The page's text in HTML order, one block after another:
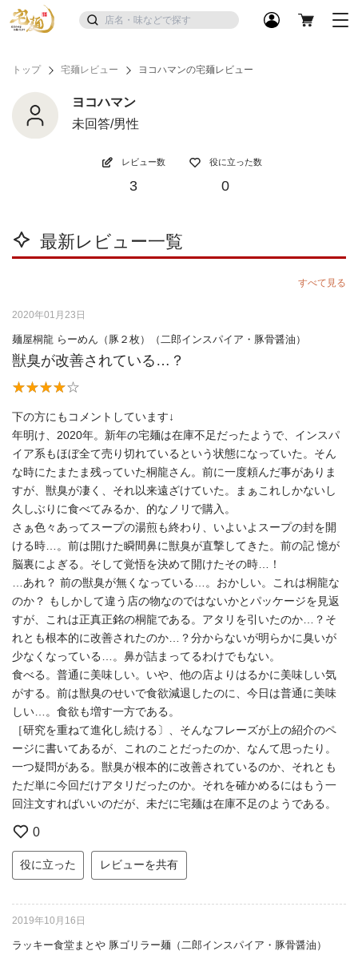
トップ 宅麺レビュー ヨコハマンの宅麺レビュー
ヨコハマン
未回答/男性
レビュー数
3
役に立った数
0
最新レビュー一覧
すべて見る
2020年01月23日
麺屋桐龍 らーめん（豚２枚）（二郎インスパイア・豚骨醤油）
獣臭が改善されている…？
下の方にもコメントしています↓
年明け、2020年。新年の宅麺は在庫不足だったようで、インスパ
イア系もほぼ全て売り切れているという状態になっていた。そん
な時にたまたま残っていた桐龍さん。前に一度頼んだ事がありま
すが、獣臭が凄く、それ以来遠ざけていた。まぁこれしかないし
久しぶりに食べてみるか、的なノリで購入。
さぁ色々あってスープの湯煎も終わり、いよいよスープの封を開
ける時…。前は開けた瞬間鼻に獣臭が直撃してきた。前の記 憶が
脳裏によぎる。そして覚悟を決めて開けたその時…！
…あれ？ 前の獣臭が無くなっている…。おかしい。これは桐龍な
のか？ もしかして違う店の物なのではないかとパッケージを見返
すが、これは正真正銘の桐龍である。アタリを引いたのか…？そ
れとも根本的に改善されたのか…？分からないが明らかに臭いが
少なくなっている…。鼻が詰まってるわけでもない。
食べる。普通に美味しい。いや、他の店よりはるかに美味しい気
がする。前は獣臭のせいで食欲減退したのに、今日は普通に美味
しい…。食欲も増す一方である。
［研究を重ねて進化し続ける〕、そんなフレーズが上の紹介のペ
ージに書いてあるが、これのことだったのか、なんて思ったり。
一つ疑問がある。獣臭が根本的に改善されているのか、それとも
ただ単に今回だけアタリだったのか。それを確かめるにはもう一
回注文すればいいのだが、未だに宅麺は在庫不足のようである。
0
役に立った レビューを共有
2019年10月16日
ラッキー食堂まとや 豚ゴリラー麺（二郎インスパイア・豚骨醤油）